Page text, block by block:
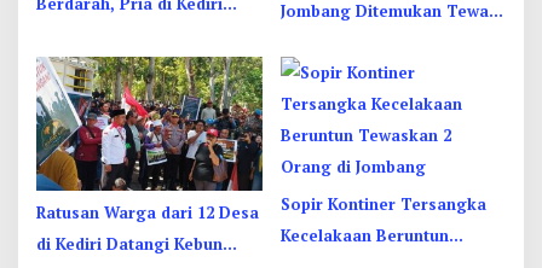
Tetangga
Jombang Ditemukan Tewas
Begini Kata Polisi
Ratusan Warga dari 12 Desa
di Kediri Datangi Kebun
Sopir Kontiner Tersangka
Kecelakaan Beruntun